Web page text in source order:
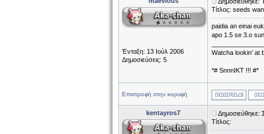
Ένταξη: 13 Ιούλ 2006
Δημοσιεύσεις: 5
Τίτλος: seeds
paidia an einai
apo 1.5 se 3.o
Watcha lookin' at
*# SnnnIKT !!! #*
Επιστροφή στην κορυφή
kentayros7
Δημοσιεύθηκε:
Τίτλος: